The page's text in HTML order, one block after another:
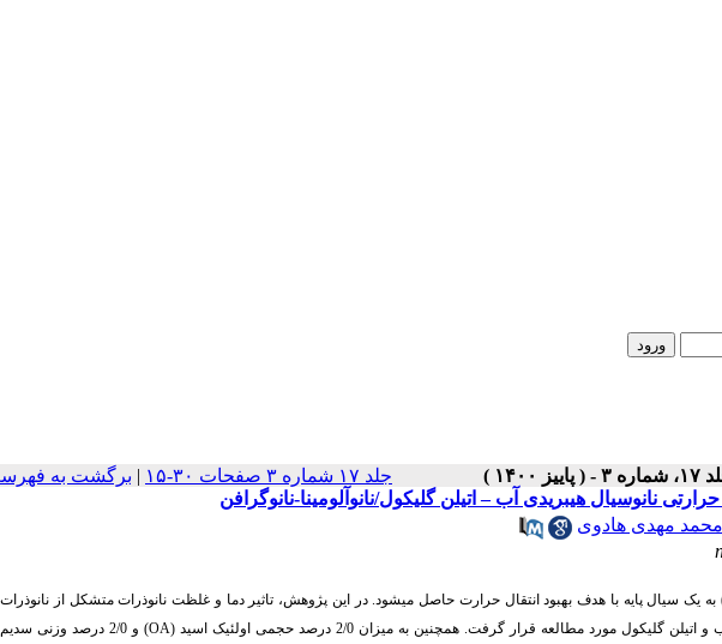
( پاييز ۱۴۰۰ ) جلد ۱۷ شماره ۳ صفحات ۳۰-۱۵ | برگشت به
نانوسیال هیبریدی آب – اتیلن گلیکول/نانوآلومینا-نانوگرافن
مهدی هادوی
است که با افزودن ذرات در مقیاس نانو (100نانومتر) به یک سیال پایه با هدف بهبود انتقال حرارت حاصل می­شود. در این پژوهش، تاثیر دما و غلظت نانوذرات متشکل از نانوذرات
مورد مطالعه قرار گرفت. همچنین به میزان 2/0 درصد حجمی اولئیک اسید (
OA
) و 2/0 درصد وزنی سدیم